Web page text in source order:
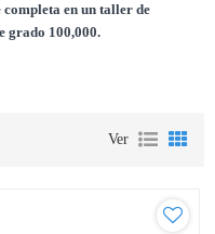
completa en un taller de
grado 100,000.
Ver